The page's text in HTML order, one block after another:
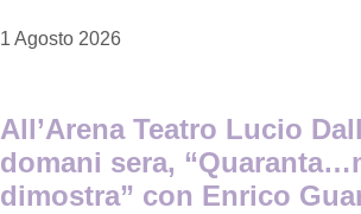
1 Agosto 2026
All’Arena Teatro Lucio
domani sera,
dimostra” con Enrico